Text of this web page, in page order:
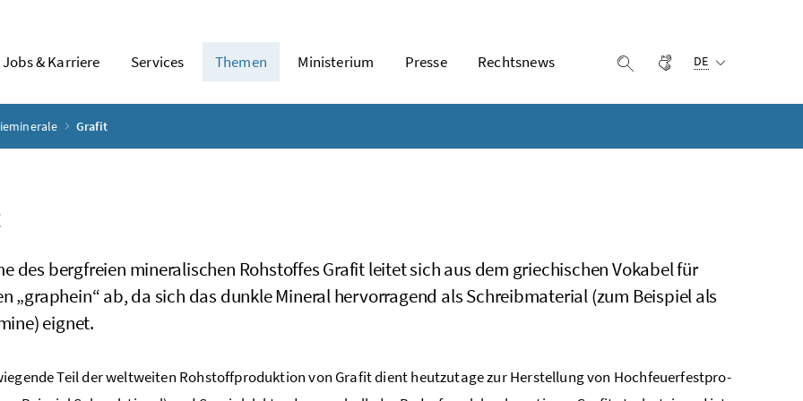
Jobs & Karriere Services Themen Ministerium Presse Rechtsnews Suche einblenden
Gebärdensprache
DE
Grafit
des bergfreien mineralischen Rohstoffes Grafit leitet sich aus dem griechischen Vokabel für
„graphein“ ab, da sich das dunkle Mineral hervorragend als Schreibmaterial (zum Beispiel als
eignet.
Teil der welt­wei­ten Roh­stoff­pro­duk­ti­on von Grafit dient heutzutage zur Her­stel­lung von Hoch­feu­er­fest­pro­